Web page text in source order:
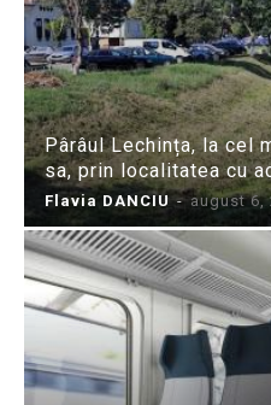
Pârâul Lechința, la cel
sa, prin localitatea cu
Flavia DANCIU - august 6,